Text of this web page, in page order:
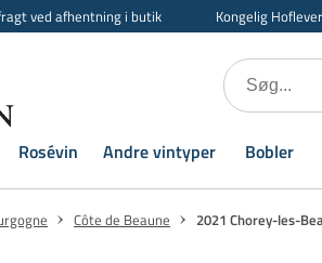
ved afhentning i butik Kongelig
Rosévin Andre vintyper Bobler
Côte de Beaune 2021 Chorey-les-